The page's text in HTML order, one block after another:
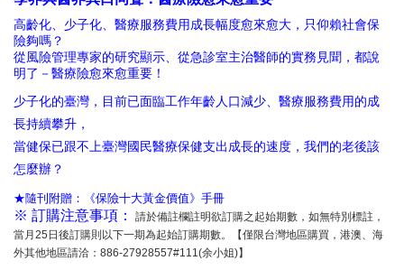
高齡化、少子化、醫療服務費用成長幅度愈來愈大，只仰賴社會保
險夠嗎？
從風險管理專家的研究顯示、從急診室主治醫師的實務見聞，都說
明了－醫療險愈來愈重要！
少子化的臺灣，目前已面臨工作年齡人口減少、醫療服務費用的成
長持續攀升，
當健保已跟不上臺灣國民醫療保健支出成長的速度，我們的老後該
怎麼辦？
★隨刊附贈：《保險十大黃金價值》手冊
※ 訂購注意事項：
請於備註欄註明欲訂購之起始期數，如無特別標註，
當月25日後訂購則以下一期為起始訂購期數。【僅限台灣地區購買，港澳、海
外其他地區請洽：886-27928557#111(余小姐)】